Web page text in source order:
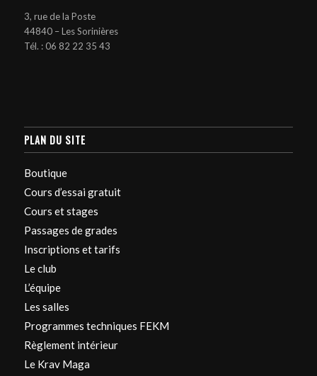
3, rue de la Poste
44840 – Les Sorinières
Tél. :06 82 22 35 43
PLAN DU SITE
Boutique
Cours d’essai gratuit
Cours et stages
Passages de grades
Inscriptions et tarifs
Le club
L’équipe
Les salles
Programmes techniques FEKM
Règlement intérieur
Le Krav Maga